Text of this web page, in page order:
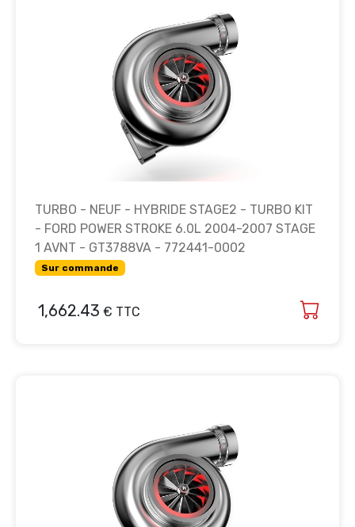
TURBO - NEUF - HYBRIDE STAGE2 - TURBO KIT
- FORD POWER STROKE 6.0L 2004-2007 STAGE
1 AVNT - GT3788VA - 772441-0002
Sur commande
1,662.43 € TTC